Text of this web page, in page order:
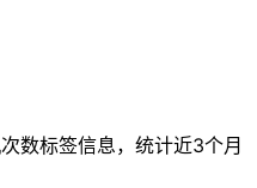
数标签信息，统计近3个月